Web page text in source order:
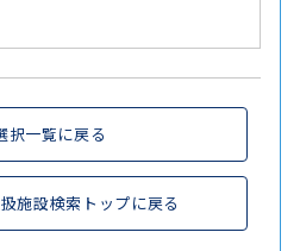
択一覧に戻る
施設検索トップに戻る